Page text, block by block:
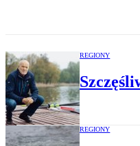
REGIONY
REGIONY